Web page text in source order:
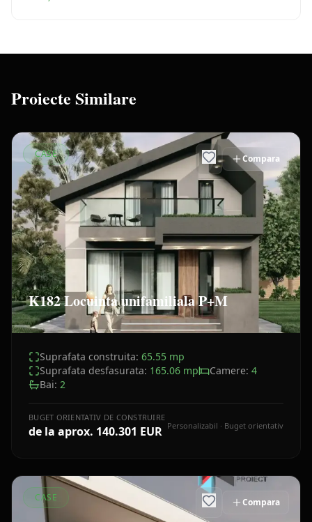
Proiecte Similare
Compara
CASE
K182 Locuinta unifamiliala P+M
Suprafata construita: 65.55 mp
Suprafata desfasurata: 165.06 mp Camere: 4
Bai: 2
BUGET ORIENTATIV DE CONSTRUIRE
de la aprox. 140.301 EUR Personalizabil · Buget orientativ
Compara
CASE